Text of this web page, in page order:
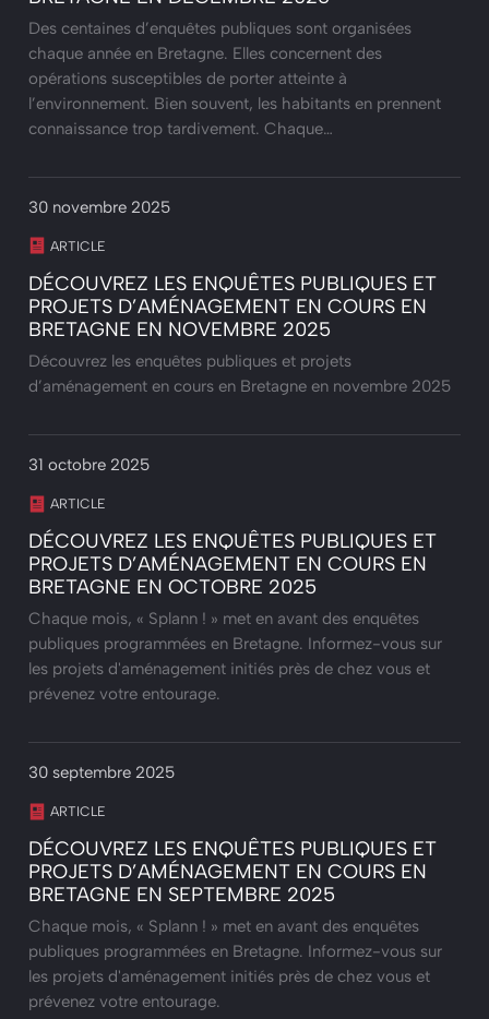
Des centaines d’enquêtes publiques sont organisées
chaque année en Bretagne. Elles concernent des
opérations susceptibles de porter atteinte à
l’environnement. Bien souvent, les habitants en prennent
connaissance trop tardivement. Chaque…
30 novembre 2025
ARTICLE
DÉCOUVREZ LES ENQUÊTES PUBLIQUES ET
PROJETS D’AMÉNAGEMENT EN COURS EN
BRETAGNE EN NOVEMBRE 2025
Découvrez les enquêtes publiques et projets
d’aménagement en cours en Bretagne en novembre 2025
31 octobre 2025
ARTICLE
DÉCOUVREZ LES ENQUÊTES PUBLIQUES ET
PROJETS D’AMÉNAGEMENT EN COURS EN
BRETAGNE EN OCTOBRE 2025
Chaque mois, « Splann ! » met en avant des enquêtes
publiques programmées en Bretagne. Informez-vous sur
les projets d'aménagement initiés près de chez vous et
prévenez votre entourage.
30 septembre 2025
ARTICLE
DÉCOUVREZ LES ENQUÊTES PUBLIQUES ET
PROJETS D’AMÉNAGEMENT EN COURS EN
BRETAGNE EN SEPTEMBRE 2025
Chaque mois, « Splann ! » met en avant des enquêtes
publiques programmées en Bretagne. Informez-vous sur
les projets d'aménagement initiés près de chez vous et
prévenez votre entourage.